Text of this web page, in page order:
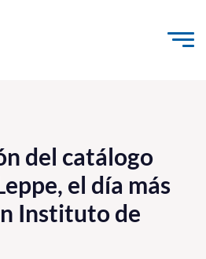
al contenido
e Innovación
del catálogo
el día más
Instituto de